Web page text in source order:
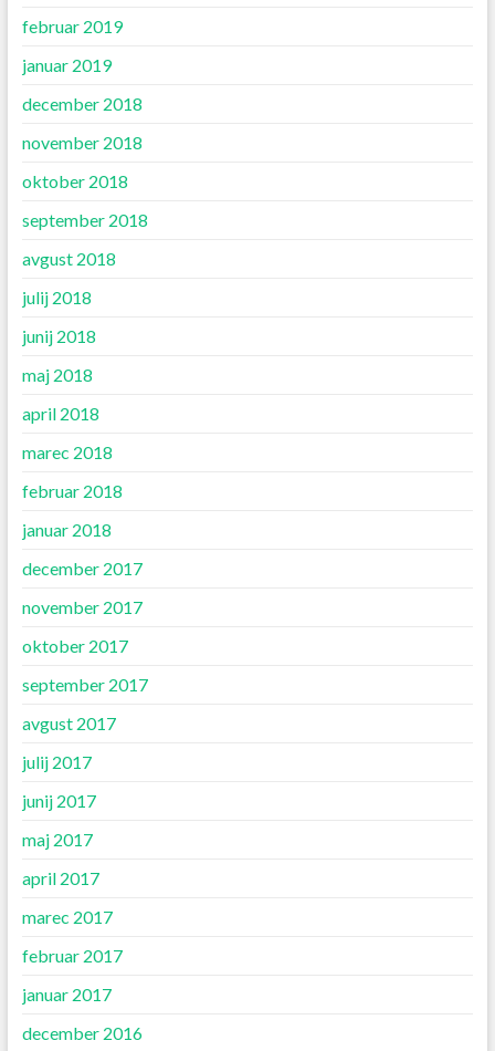
februar 2019
januar 2019
december 2018
november 2018
oktober 2018
september 2018
avgust 2018
julij 2018
junij 2018
maj 2018
april 2018
marec 2018
februar 2018
januar 2018
december 2017
november 2017
oktober 2017
september 2017
avgust 2017
julij 2017
junij 2017
maj 2017
april 2017
marec 2017
februar 2017
januar 2017
december 2016